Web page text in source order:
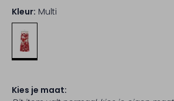
Kleur: Multi
Kies je maat: